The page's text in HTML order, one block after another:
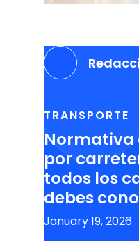
TRANSPORTE
Normativa
por
todos los
debes
January 19, 2026